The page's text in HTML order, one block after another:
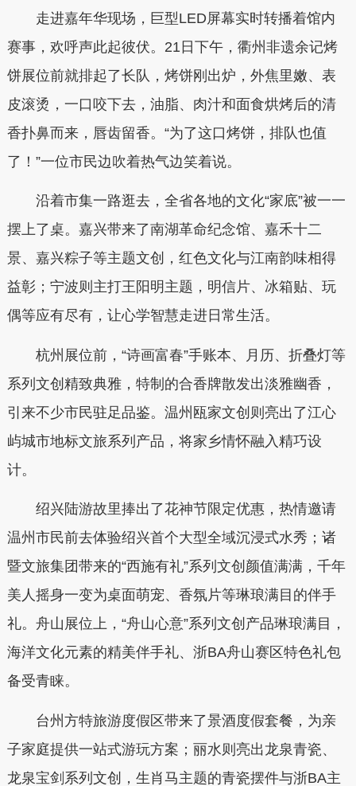
走进嘉年华现场，巨型LED屏幕实时转播着馆内
赛事，欢呼声此起彼伏。21日下午，衢州非遗余记烤
饼展位前就排起了长队，烤饼刚出炉，外焦里嫩、表
皮滚烫，一口咬下去，油脂、肉汁和面食烘烤后的清
香扑鼻而来，唇齿留香。“为了这口烤饼，排队也值
了！”一位市民边吹着热气边笑着说。
沿着市集一路逛去，全省各地的文化“家底”被一一
摆上了桌。嘉兴带来了南湖革命纪念馆、嘉禾十二
景、嘉兴粽子等主题文创，红色文化与江南韵味相得
益彰；宁波则主打王阳明主题，明信片、冰箱贴、玩
偶等应有尽有，让心学智慧走进日常生活。
杭州展位前，“诗画富春”手账本、月历、折叠灯等
系列文创精致典雅，特制的合香牌散发出淡雅幽香，
引来不少市民驻足品鉴。温州瓯家文创则亮出了江心
屿城市地标文旅系列产品，将家乡情怀融入精巧设
计。
绍兴陆游故里捧出了花神节限定优惠，热情邀请
温州市民前去体验绍兴首个大型全域沉浸式水秀；诸
暨文旅集团带来的“西施有礼”系列文创颜值满满，千年
美人摇身一变为桌面萌宠、香氛片等琳琅满目的伴手
礼。舟山展位上，“舟山心意”系列文创产品琳琅满目，
海洋文化元素的精美伴手礼、浙BA舟山赛区特色礼包
备受青睐。
台州方特旅游度假区带来了景酒度假套餐，为亲
子家庭提供一站式游玩方案；丽水则亮出龙泉青瓷、
龙泉宝剑系列文创，生肖马主题的青瓷摆件与浙BA主